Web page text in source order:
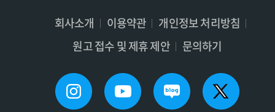
회사소개 이용약관
개인정보 처리방침
원고 접수 및 제휴 제안
문의하기